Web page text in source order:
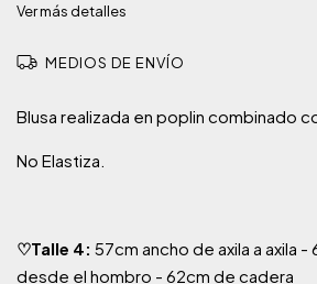
Ver más detalles
MEDIOS DE ENVÍO
Blusa realizada en poplin combinado
No Elastiza.
♡Talle 4: 57cm ancho de axila a axila
desde el hombro - 62cm de cadera